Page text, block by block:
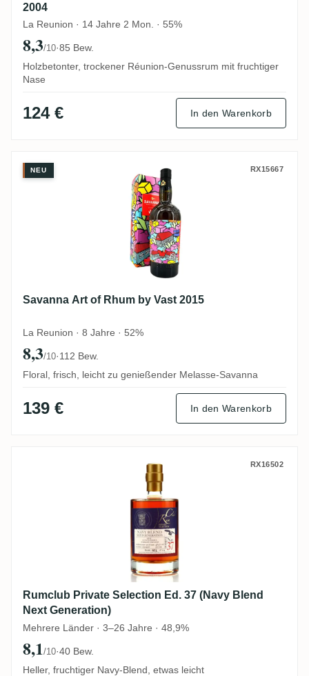
2004
La Reunion · 14 Jahre 2 Mon. · 55%
8,3/10·85 Bew.
Holzbetonter, trockener Réunion-Genussrum mit fruchtiger
Nase
124 € In den Warenkorb
Savanna Art of Rhum by Vast 2015
NEU RX15667
Savanna Art of Rhum by Vast 2015
La Reunion · 8 Jahre · 52%
8,3/10·112 Bew.
Floral, frisch, leicht zu genießender Melasse-Savanna
139 € In den Warenkorb
Rumclub Private Selection Ed. 37 (Navy
RX16502
Rumclub Private Selection Ed. 37 (Navy Blend
Next Generation)
Mehrere Länder · 3–26 Jahre · 48,9%
8,1/10·40 Bew.
Heller, fruchtiger Navy-Blend, etwas leicht